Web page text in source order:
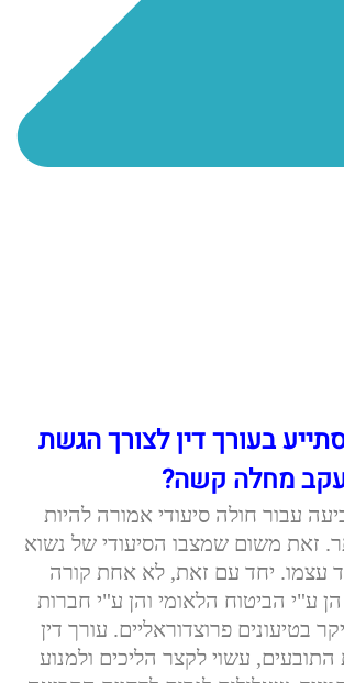
בעורך דין לצורך הגשת
מחלה קשה?
עבור חולה סיעודי אמורה להיות
זאת משום שמצבו הסיעודי של נשוא
עצמו. יחד עם זאת, לא אחת קורה
ע"י הביטוח הלאומי והן ע"י חברות
בטיעונים פרוצדוראליים. עורך דין
התובעים, עשוי לקצר הליכים ולמנוע